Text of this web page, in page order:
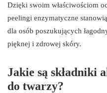
Dzięki swoim właściwościom
peelingi enzymatyczne
dla osób poszukujących
pięknej i zdrowej skóry.
Jakie są składniki
do twarzy?